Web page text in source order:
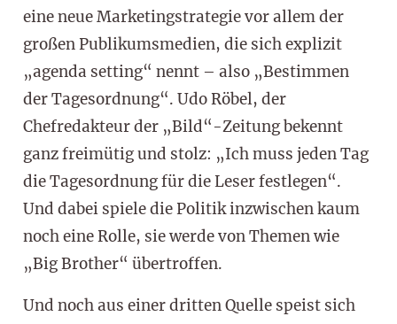
eine neue Marketingstrategie vor allem der
großen Publikumsmedien, die sich explizit
„agenda setting“ nennt – also „Bestimmen
der Tagesordnung“. Udo Röbel, der
Chefredakteur der „Bild“-Zeitung bekennt
ganz freimütig und stolz: „Ich muss jeden Tag
die Tagesordnung für die Leser festlegen“.
Und dabei spiele die Politik inzwischen kaum
noch eine Rolle, sie werde von Themen wie
„Big Brother“ übertroffen.
Und noch aus einer dritten Quelle speist sich